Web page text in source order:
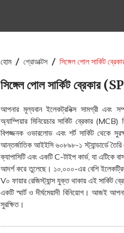
হোম প্রোডাক্টস সিঙ্গেল পোল সার্কিট
সিঙ্গেল পোল সার্কিট
আপনার মূল্যবান ইলেকট্রনিক্স সামগ্রী এবং
অ্যাম্পিয়ার মিনিয়েচার সার্কিট ব্রেকার
বিপজ্জনক ওভারলোড এবং শর্ট সার্কিট থেকে
আন্তর্জাতিক আইইসি ৬০৮৯৮-১ স্ট্যান্ডার্ডে তৈরি
ক্যাপাসিটি এবং একটি C-টাইপ কার্ভ, যা এটিকে
আদর্শ করে তুলেছে। ১০,০০০-এর বেশি
V০ ফায়ার রেজিস্ট্যান্স যুক্ত থাকায় এই সার্কিট
একটি স্মার্ট ও দীর্ঘমেয়াদী বিনিয়োগ। আজই
সুরক্ষিত।